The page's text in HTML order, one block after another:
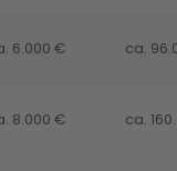
6.000 € ca.
8.000 € ca.